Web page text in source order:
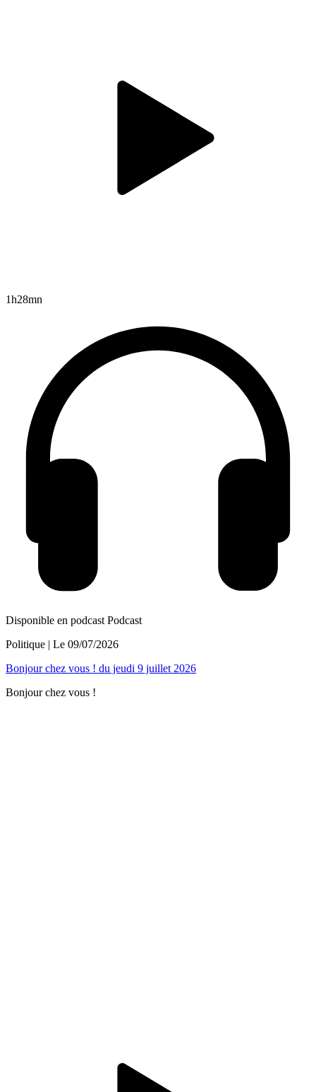
1h28mn
Disponible en podcast Podcast
Politique | Le 09/07/2026
Bonjour chez vous ! du jeudi 9 juillet 2026
Bonjour chez vous !